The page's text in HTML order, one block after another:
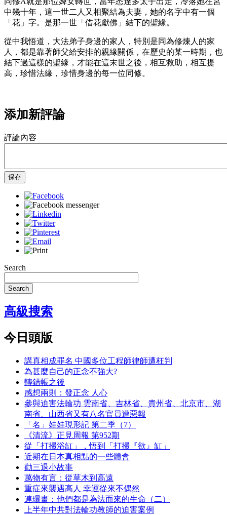
中幾十年，這一世二人又相聚結為夫妻，她的名字中有一個
「花」字。是那一世「借花獻佛」結下的聖緣。
從中我悟道，大法弟子身邊的家人，特別是同為修煉人的家
人，都是靠著師父給安排的親緣關係，在歷史的某一時期，也
結下過這樣的聖緣，才能在這末世之後，相互救助，相互提
高，珍惜法緣，珍惜身邊的每一位同修。
添加新評論
評論內容
保存
Search
Search
高級搜索
今日頭版
講真相成罪名 中國多位工程師律師遭枉判
為甚麼自己的正念不強大?
轉錯帳之後
感想兩則：發正念 人心
參與迫害法輪功 雲南省、吉林省、貴州省、北京市、湖
南省、山西省又有八名官員遭惡報
「名」娃娃現形記 第二季（7）
《清流》正見周報 第952期
從「打掃浴缸」，悟到「打掃『欲』缸」
近期在日本真相點的一些體會
勸三退小故事
萬物有言：從草木到高遠
重症來襲遇高人 幸運從來不偶然
連環畫：他們都是為法而來的生命（二）
上半年中共對法輪功教師的迫害案例